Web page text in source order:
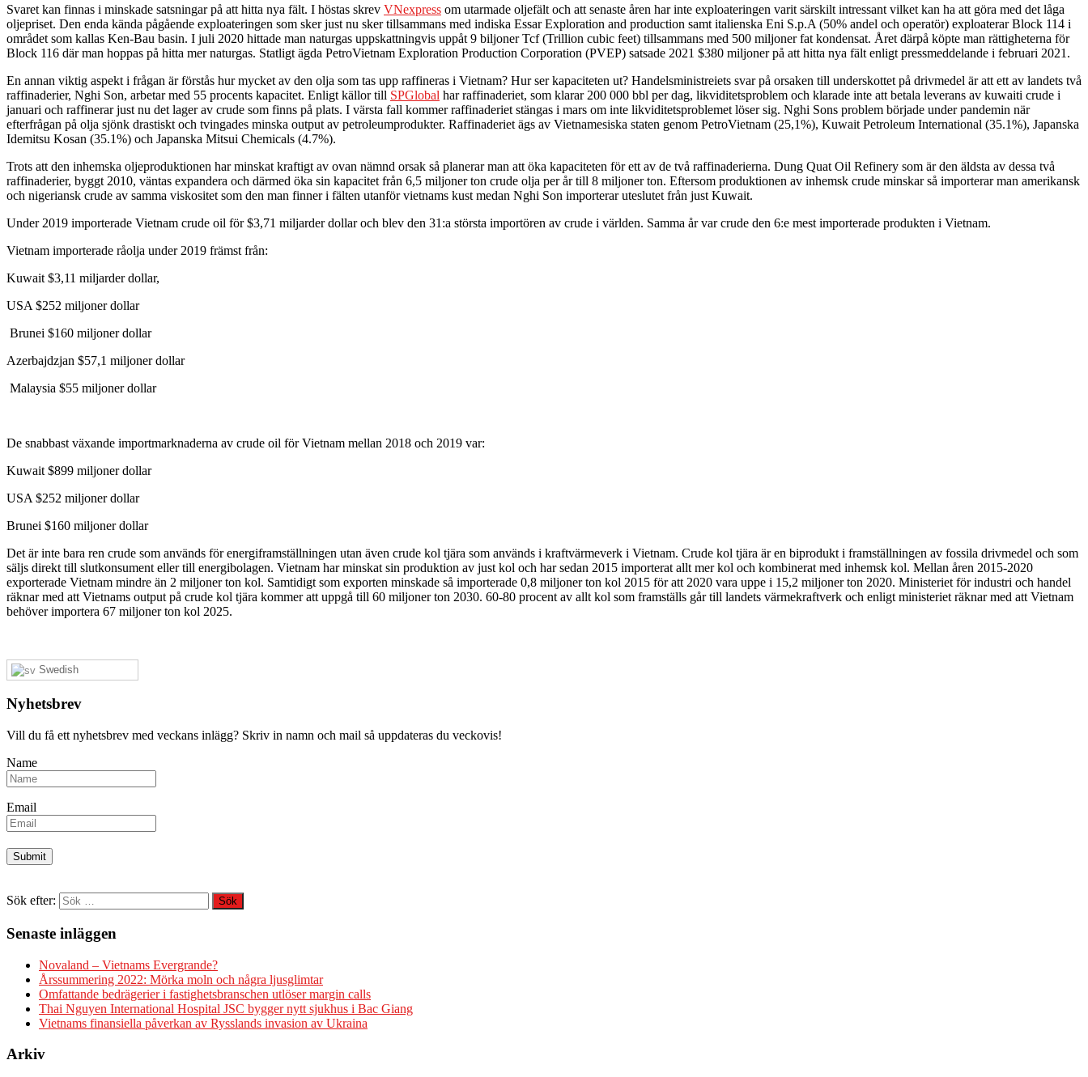
Svaret kan finnas i minskade satsningar på att hitta nya fält. I höstas skrev VNexpress om utarmade oljefält och att senaste åren har inte exploateringen varit särskilt intressant vilket kan ha att göra med det låga
oljepriset. Den enda kända pågående exploateringen som sker just nu sker tillsammans med indiska Essar Exploration and production samt italienska Eni S.p.A (50% andel och operatör) exploaterar Block 114 i
området som kallas Ken-Bau basin. I juli 2020 hittade man naturgas uppskattningvis uppåt 9 biljoner Tcf (Trillion cubic feet) tillsammans med 500 miljoner fat kondensat. Året därpå köpte man rättigheterna för
Block 116 där man hoppas på hitta mer naturgas. Statligt ägda PetroVietnam Exploration Production Corporation (PVEP) satsade 2021 $380 miljoner på att hitta nya fält enligt pressmeddelande i februari 2021.
En annan viktig aspekt i frågan är förstås hur mycket av den olja som tas upp raffineras i Vietnam? Hur ser kapaciteten ut? Handelsministreiets svar på orsaken till underskottet på drivmedel är att ett av landets två
raffinaderier, Nghi Son, arbetar med 55 procents kapacitet. Enligt källor till SPGlobal har raffinaderiet, som klarar 200 000 bbl per dag, likviditetsproblem och klarade inte att betala leverans av kuwaiti crude i
januari och raffinerar just nu det lager av crude som finns på plats. I värsta fall kommer raffinaderiet stängas i mars om inte likviditetsproblemet löser sig. Nghi Sons problem började under pandemin när
efterfrågan på olja sjönk drastiskt och tvingades minska output av petroleumprodukter. Raffinaderiet ägs av Vietnamesiska staten genom PetroVietnam (25,1%), Kuwait Petroleum International (35.1%), Japanska
Idemitsu Kosan (35.1%) och Japanska Mitsui Chemicals (4.7%).
Trots att den inhemska oljeproduktionen har minskat kraftigt av ovan nämnd orsak så planerar man att öka kapaciteten för ett av de två raffinaderierna. Dung Quat Oil Refinery som är den äldsta av dessa två
raffinaderier, byggt 2010, väntas expandera och därmed öka sin kapacitet från 6,5 miljoner ton crude olja per år till 8 miljoner ton. Eftersom produktionen av inhemsk crude minskar så importerar man amerikansk
och nigeriansk crude av samma viskositet som den man finner i fälten utanför vietnams kust medan Nghi Son importerar uteslutet från just Kuwait.
Under 2019 importerade Vietnam crude oil för $3,71 miljarder dollar och blev den 31:a största importören av crude i världen. Samma år var crude den 6:e mest importerade produkten i Vietnam.
Vietnam importerade råolja under 2019 främst från:
Kuwait $3,11 miljarder dollar,
USA $252 miljoner dollar
Brunei $160 miljoner dollar
Azerbajdzjan $57,1 miljoner dollar
Malaysia $55 miljoner dollar
De snabbast växande importmarknaderna av crude oil för Vietnam mellan 2018 och 2019 var:
Kuwait $899 miljoner dollar
USA $252 miljoner dollar
Brunei $160 miljoner dollar
Det är inte bara ren crude som används för energiframställningen utan även crude kol tjära som används i kraftvärmeverk i Vietnam. Crude kol tjära är en biprodukt i framställningen av fossila drivmedel och som
säljs direkt till slutkonsument eller till energibolagen. Vietnam har minskat sin produktion av just kol och har sedan 2015 importerat allt mer kol och kombinerat med inhemsk kol. Mellan åren 2015-2020
exporterade Vietnam mindre än 2 miljoner ton kol. Samtidigt som exporten minskade så importerade 0,8 miljoner ton kol 2015 för att 2020 vara uppe i 15,2 miljoner ton 2020. Ministeriet för industri och handel
räknar med att Vietnams output på crude kol tjära kommer att uppgå till 60 miljoner ton 2030. 60-80 procent av allt kol som framställs går till landets värmekraftverk och enligt ministeriet räknar med att Vietnam
behöver importera 67 miljoner ton kol 2025.
Swedish
Nyhetsbrev
Vill du få ett nyhetsbrev med veckans inlägg? Skriv in namn och mail så uppdateras du veckovis!
Name
Email
Sök efter:
Senaste inläggen
Novaland – Vietnams Evergrande?
Årssummering 2022: Mörka moln och några ljusglimtar
Omfattande bedrägerier i fastighetsbranschen utlöser margin calls
Thai Nguyen International Hospital JSC bygger nytt sjukhus i Bac Giang
Vietnams finansiella påverkan av Rysslands invasion av Ukraina
Arkiv